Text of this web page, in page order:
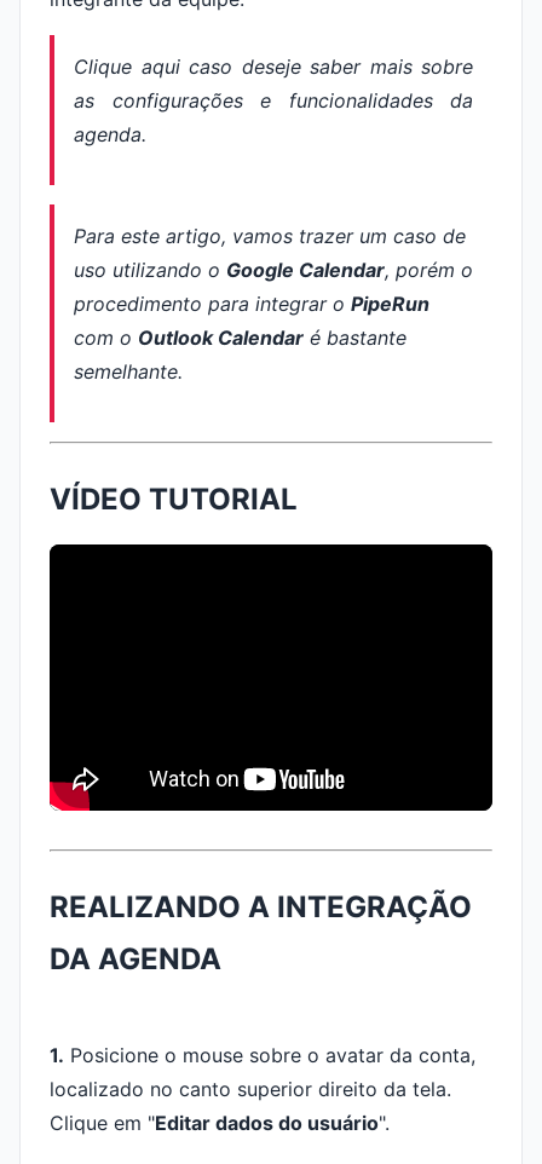
Clique aqui caso deseje saber mais sobre
as configurações e funcionalidades da
agenda.
Para este artigo, vamos trazer um caso de
uso utilizando o Google Calendar, porém o
procedimento para integrar o PipeRun
com o Outlook Calendar é bastante
semelhante.
VÍDEO TUTORIAL
REALIZANDO A INTEGRAÇÃO
DA AGENDA
1. Posicione o mouse sobre o avatar da conta,
localizado no canto superior direito da tela.
Clique em "Editar dados do usuário".